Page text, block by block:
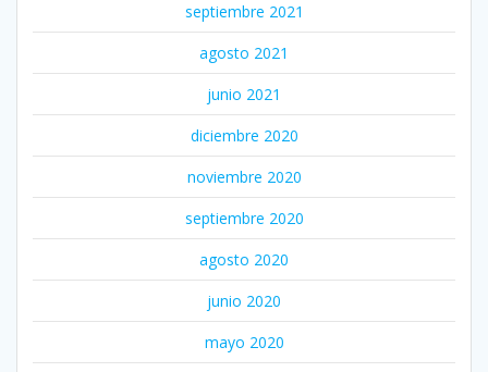
septiembre 2021
agosto 2021
junio 2021
diciembre 2020
noviembre 2020
septiembre 2020
agosto 2020
junio 2020
mayo 2020